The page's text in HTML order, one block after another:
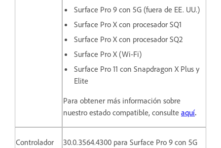
Surface Pro 9 con 5G (fuera de EE. UU.)
Surface Pro X con procesador SQ1
Surface Pro X con procesador SQ2
Surface Pro X (Wi-Fi)
Surface Pro 11 con Snapdragon X Plus y
Elite
Para obtener más información sobre
nuestro estado compatible, consulte aquí.
Controlador
30.0.3564.4300 para Surface Pro 9 con 5G